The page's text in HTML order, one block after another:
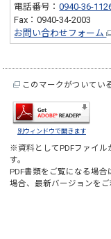
電話番号：0940-36-
Fax：0940-34-2003
お問い合わせフォーム
このマークがついてい
別ウィンドウで開きます
※資料としてPDFファイル
す。
PDF書類をご覧になる場合
場合、最新バージョンをご